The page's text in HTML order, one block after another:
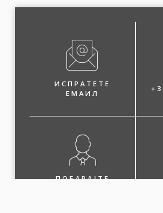
ИСПРАТЕТЕ
ЕМАИЛ
ПОБАРАЈТЕ